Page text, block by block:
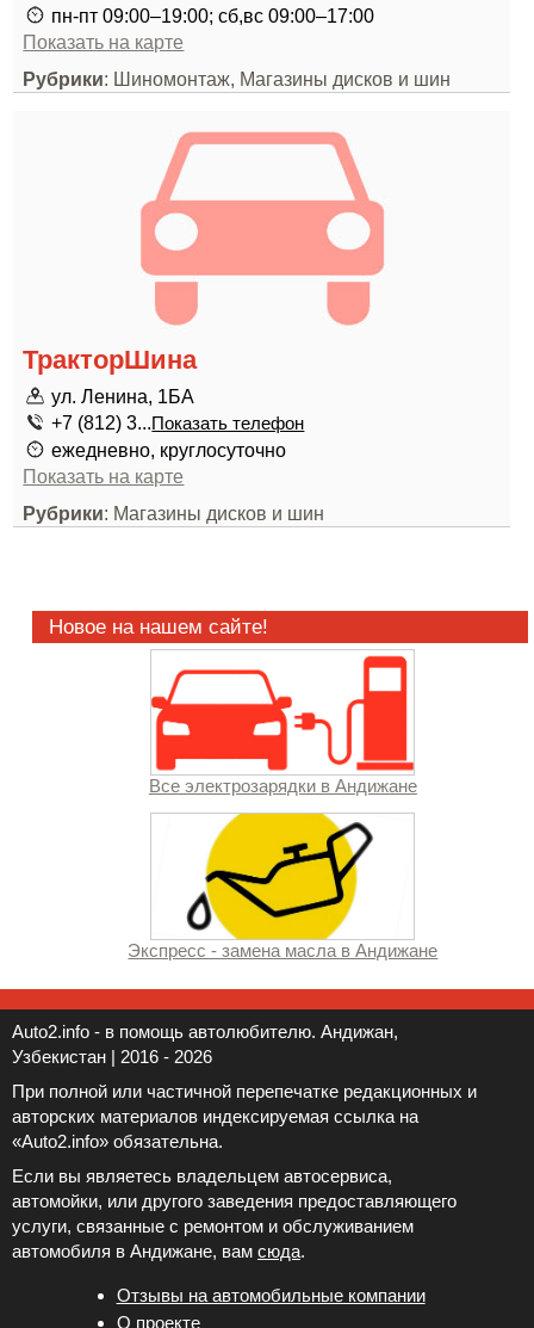
пн-пт 09:00–19:00; сб,вс 09:00–17:00
Показать на карте
Рубрики: Шиномонтаж, Магазины дисков и шин
ТракторШина
ул. Ленина, 1БА
+7 (812) 3...Показать телефон
ежедневно, круглосуточно
Показать на карте
Рубрики: Магазины дисков и шин
Новое на нашем сайте!
Все электрозарядки в Андижане
Экспресс - замена масла в Андижане
Auto2.info - в помощь автолюбителю. Андижан,
Узбекистан | 2016 - 2026
При полной или частичной перепечатке редакционных и
авторских материалов индексируемая ссылка на
«Auto2.info» обязательна.
Если вы являетесь владельцем автосервиса,
автомойки, или другого заведения предоставляющего
услуги, связанные с ремонтом и обслуживанием
автомобиля в Андижане, вам сюда.
Отзывы на автомобильные компании